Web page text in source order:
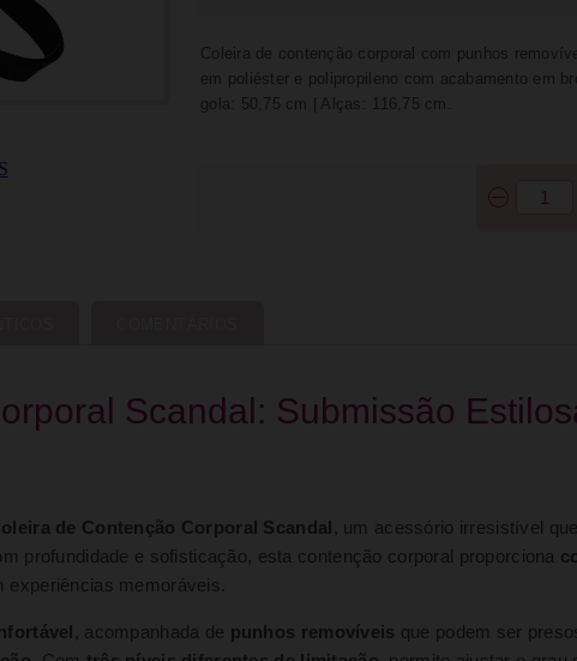
Coleira de contenção corporal com punhos
em poliéster e polipropileno com acabamento em
gola: 50,75 cm | Alças: 116,75 cm.
Scandal: Submissão
de Contenção Corporal Scandal , um acessório irresistível
profundidade e sofisticação, esta contenção corporal proporciona
memoráveis.
, acompanhada de punhos removíveis que podem ser